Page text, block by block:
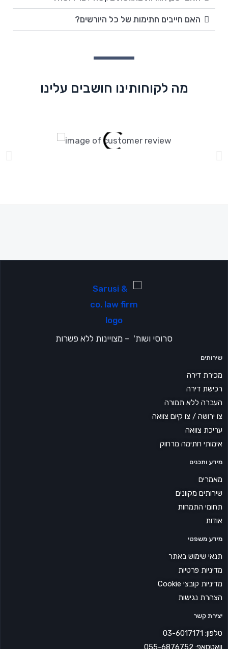
האם חייבים חתימות של כל היורשים?
מה לקוחותינו חושבים עלינו
סרוסי ושות' – מצויינות ללא פשרות
שירותים
מכירת דירה
רכישת דירה
העברה ללא תמורה
צו ירושה / צו קיום צוואה
עריכת צוואה
אימותי חתימה מרחוק
מידע ותכנים
מאמרים
שירותים מקוונים
תחומי התמחות
אודות
מידע משפטי
תנאי שימוש באתר
מדיניות פרטיות
מדיניות קובצי Cookie
הצהרת נגישות
יצירת קשר
טלפון: 03-6017171
וואטסאפ: 055-6876752